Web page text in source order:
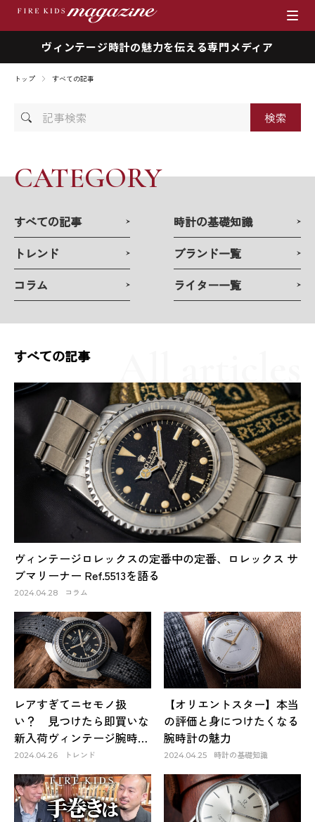
ヴィンテージ時計の魅力を伝える専門メディア
ブランド
時計を売りたい方へ
ファイアーキッズマガジン
採用情報
トップ すべての記事
記
CATEGORY
すべての記事
トレンド
コラム
時計の基礎知識
ブランド一覧
ライター一覧
すべての記事
ヴィンテージロレックスの定番中の定番、ロレックス サ
ブマリーナー Ref.5513を語る
2024.04.28 コラム
レアすぎてニセモノ扱
い？ 見つけたら即買いな
新入荷ヴィンテージ腕時計
3選
2024.04.26 トレンド
【オリエントスター】本当
の評価と身につけたくなる
腕時計の魅力
2024.04.25 時計の基礎知識